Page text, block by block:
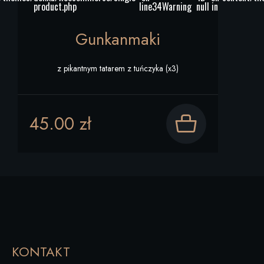
product.php line34Warning null in
Gunkanmaki
z pikantnym tatarem z tuńczyka (x3)
45.00 zł
KONTAKT